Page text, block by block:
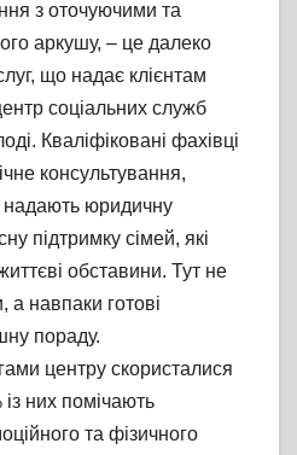
з оточуючими та
аркушу, – це далеко
що надає клієнтам
соціальних служб
Кваліфіковані фахівці
консультування,
надають юридичну
підтримку сімей, які
обставини. Тут не
а навпаки готові
пораду.
центру скористалися
них помічають
та фізичного